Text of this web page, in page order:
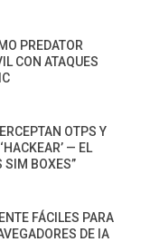
PREDATOR
CON ATAQUES
OTPS Y
— EL
SIM BOXES”
FÁCILES PARA
DE IA